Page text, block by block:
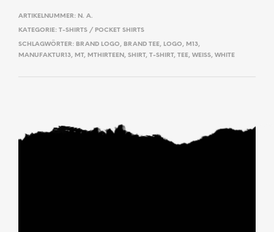
ARTIKELNUMMER: N. A.
KATEGORIE: T-SHIRTS / POCKET SHIRTS
SCHLAGWÖRTER: BRAND LOGO, BRAND TEE, LOGO, M13,
MANUFAKTUR13, MT, MTHIRTEEN, SHIRT, T-SHIRT, TEE, WEISS , WHITE